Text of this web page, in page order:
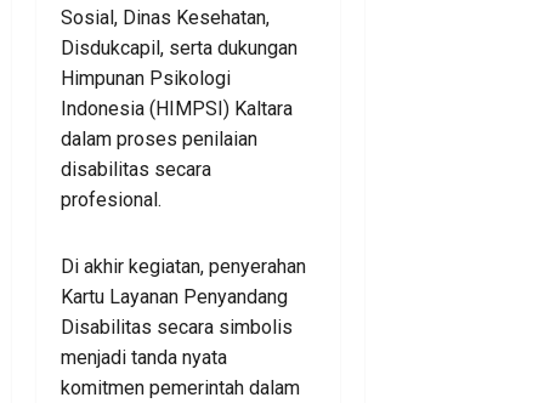
Sosial, Dinas Kesehatan,
Disdukcapil, serta dukungan
Himpunan Psikologi
Indonesia (HIMPSI) Kaltara
dalam proses penilaian
disabilitas secara
profesional.
Di akhir kegiatan, penyerahan
Kartu Layanan Penyandang
Disabilitas secara simbolis
menjadi tanda nyata
komitmen pemerintah dalam